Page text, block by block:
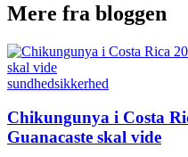
Mere fra bloggen
sundhedsikkerhed
Chikungunya i Costa
Guanacaste skal vide